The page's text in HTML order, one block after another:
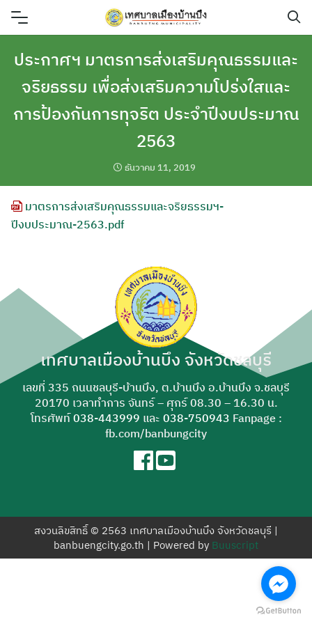
Skip
ค้นหา
สำหรับ:
ประกาศฯ มาตรการส่งเสริมคุณธรรมและ
จริยธรรม เพื่อส่งเสริมความโปร่งใสและ
การป้องกันการทุจริต ประจำปีงบประมาณ
2563
ธันวาคม 11, 2019
มาตรการส่งเสริมคุณธรรมและจริยธรรมฯ-
ปีงบประมาณ-2563.pdf
เทศบาลเมืองบ้านบึง จังหวัดชลบุรี
เลขที่ 335 ถนนชลบุรี-บ้านบึง, ต.บ้านบึง อ.บ้านบึง จ.ชลบุรี
20170 เวลาทำการ จันทร์ – ศุกร์ 08.30 – 16.30 น.
โทรศัพท์038-443999 และ 038-750943 Fanpage :
fb.com/banbungcity
สงวนลิขสิทธิ์ © 2563 เทศบาลเมืองบ้านบึง จังหวัดชลบุรี |
banbuengcity.go.th | Powered by Buuscript